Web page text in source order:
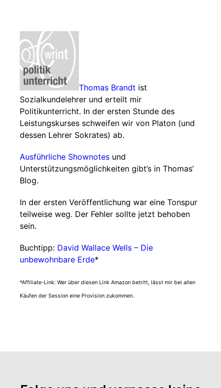
Thomas Brandt ist
Sozialkundelehrer und erteilt mir
Politikunterricht. In der ersten Stunde des
Leistungskurses schweifen wir von Platon (und
dessen Lehrer Sokrates) ab.
Ausführliche Shownotes und
Unterstützungsmöglichkeiten gibt’s in Thomas’
Blog.
In der ersten Veröffentlichung war eine Tonspur
teilweise weg. Der Fehler sollte jetzt behoben
sein.
Buchtipp: David Wallace Wells – Die
unbewohnbare Erde*
*Affiliate-Link: Wer über diesen Link Amazon betritt, lässt mir bei allen
Käufen der Session eine Provision zukommen.